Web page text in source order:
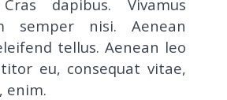
dapibus. Vivamus
semper nisi. Aenean
tellus. Aenean leo
eu, consequat vitae,
enim.